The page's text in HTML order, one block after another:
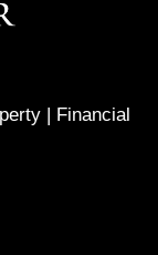
| Financial